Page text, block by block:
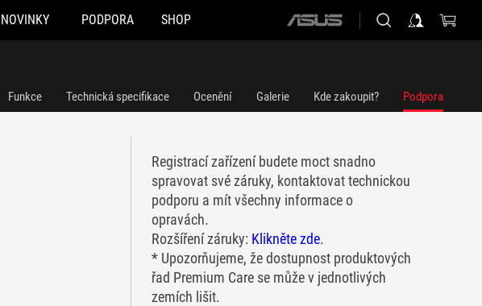
NOVINKY PODPORA SHOP
ASUS
Funkce Technická specifikace Ocenění Galerie Kde zakoupit? Podpora
Registrací zařízení budete moct snadno
spravovat své záruky, kontaktovat technickou
podporu a mít všechny informace o
opravách.
Rozšíření záruky: Klikněte zde.
* Upozorňujeme, že dostupnost produktových
řad Premium Care se může v jednotlivých
zemích lišit.